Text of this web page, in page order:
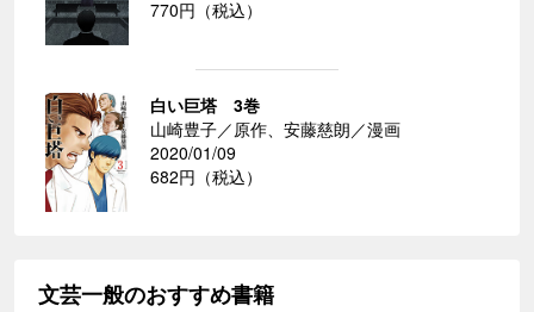
770円（税込）
白い巨塔 3巻
山崎豊子／原作、安藤慈朗／漫画
2020/01/09
682円（税込）
文芸一般のおすすめ書籍